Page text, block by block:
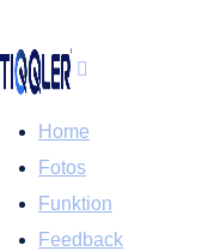
Home
Fotos
Funktion
Feedback